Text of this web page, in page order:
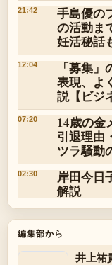
21:42
手島優の
の活動ま
妊活秘話
12:04
「募集
表現、よ
説【ビジ
07:20
14歳の金
引退理由
ツラ騒動
02:30
岸田今日
解説
編集部から
井上祐